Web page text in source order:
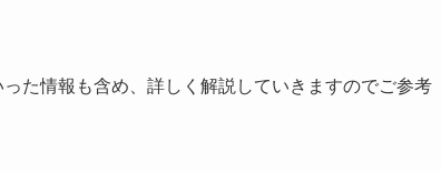
た情報も含め、詳しく解説していきますのでご参考